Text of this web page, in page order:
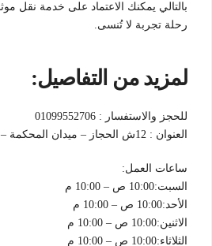
بالتالي يمكنك الاعتماد على خدمة نقل
رحلة تجربة لا تُنسى.
لمزيد من التفاصيل:
للحجز والاستفسار : 01099552706
العنوان : 12ش الحجاز – ميدان المحكمة – مصر الجديدة
ساعات العمل:
السبت:10:00 ص – 10:00 م
الأحد:10:00 ص – 10:00 م
الاثنين:10:00 ص – 10:00 م
الثلاثاء:10:00 ص – 10:00 م